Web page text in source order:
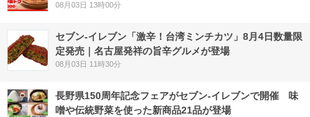
08月03日 13時00分
セブン-イレブン「激辛！台湾ミンチカツ」8月4日数量限
定発売｜名古屋発祥の旨辛グルメが登場
08月03日 11時30分
長野県150周年記念フェアがセブン-イレブンで開催 味
噌や伝統野菜を使った新商品21品が登場